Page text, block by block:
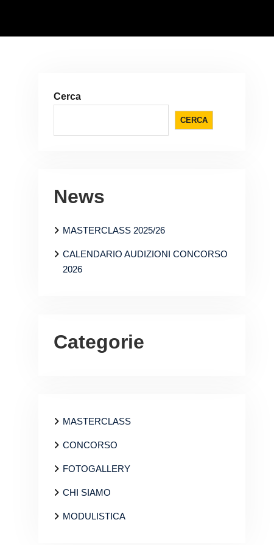
Cerca
CERCA
News
MASTERCLASS 2025/26
CALENDARIO AUDIZIONI CONCORSO
2026
Categorie
MASTERCLASS
CONCORSO
FOTOGALLERY
CHI SIAMO
MODULISTICA